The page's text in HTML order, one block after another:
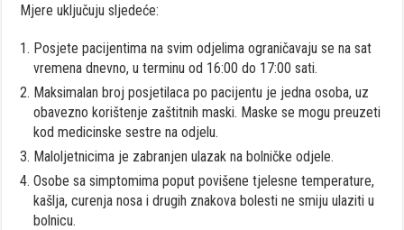
Mjere uključuju sljedeće:
Posjete pacijentima na svim odjelima ograničavaju se na sat
vremena dnevno, u terminu od 16:00 do 17:00 sati.
Maksimalan broj posjetilaca po pacijentu je jedna osoba, uz
obavezno korištenje zaštitnih maski. Maske se mogu preuzeti
kod medicinske sestre na odjelu.
Maloljetnicima je zabranjen ulazak na bolničke odjele.
Osobe sa simptomima poput povišene tjelesne temperature,
kašlja, curenja nosa i drugih znakova bolesti ne smiju ulaziti u
bolnicu.